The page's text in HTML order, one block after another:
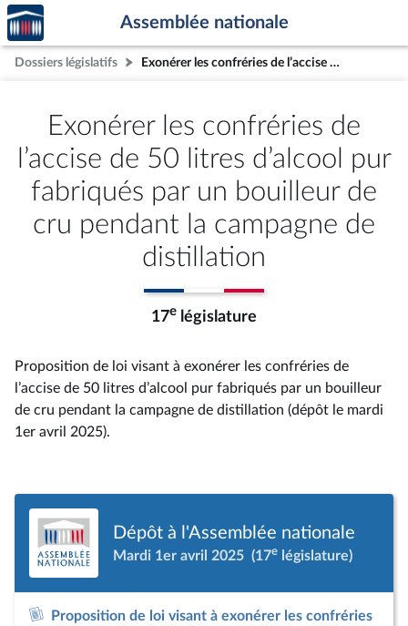
Aller au contenu
Aller en bas de la page
Accèder
à la
page
d'accueil
Assemblée nationale
Dossiers législatifs Exonérer les confréries de l’accise de 50 litres d’alcool pur fabriqués par un bouilleur de cru pendant la campagne de distillation
Exonérer les confréries de
l’accise de 50 litres d’alcool pur
fabriqués par un bouilleur de
cru pendant la campagne de
distillation
17e législature
Proposition de loi visant à exonérer les confréries de
l’accise de 50 litres d’alcool pur fabriqués par un bouilleur
de cru pendant la campagne de distillation (dépôt le mardi
1er avril 2025).
Dépôt à l'Assemblée nationale
Mardi 1er avril 2025 (17e législature)
Proposition de loi visant à exonérer les confréries